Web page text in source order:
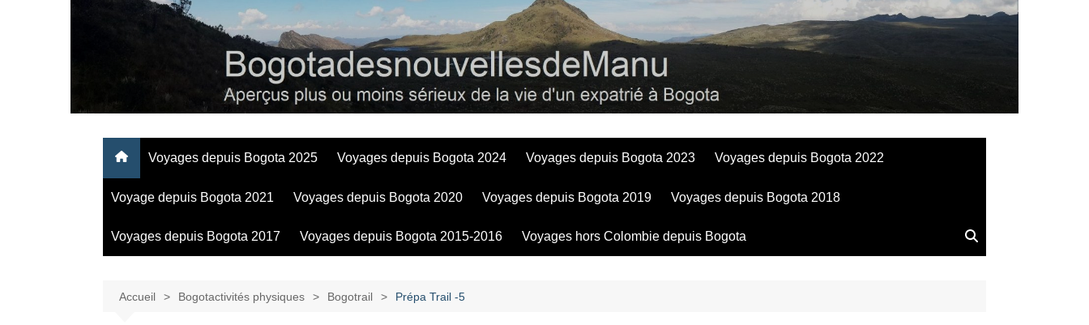
BogotadesnouvellesdeManu
Regards personnels sur la vie d’expatrié à Bogota
Voyages depuis Bogota 2025 Voyages depuis Bogota 2024 Voyages depuis Bogota 2023 Voyages depuis Bogota 2022
Voyage depuis Bogota 2021 Voyages depuis Bogota 2020 Voyages depuis Bogota 2019 Voyages depuis Bogota 2018
Voyages depuis Bogota 2017 Voyages depuis Bogota 2015-2016 Voyages hors Colombie depuis Bogota
Accueil Bogotactivités physiques Bogotrail Prépa Trail -5